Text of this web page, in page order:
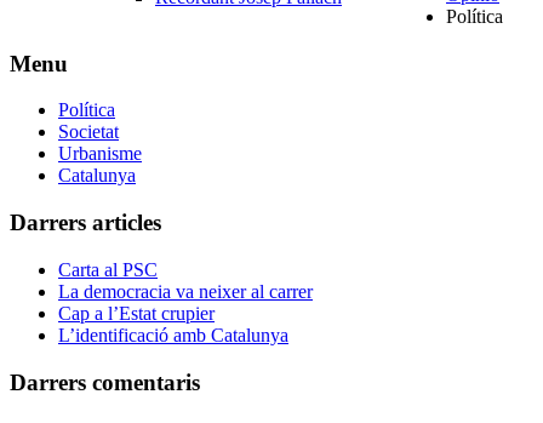
Política
Menu
Política
Societat
Urbanisme
Catalunya
Darrers articles
Carta al PSC
La democracia va neixer al carrer
Cap a l’Estat crupier
L’identificació amb Catalunya
Darrers comentaris